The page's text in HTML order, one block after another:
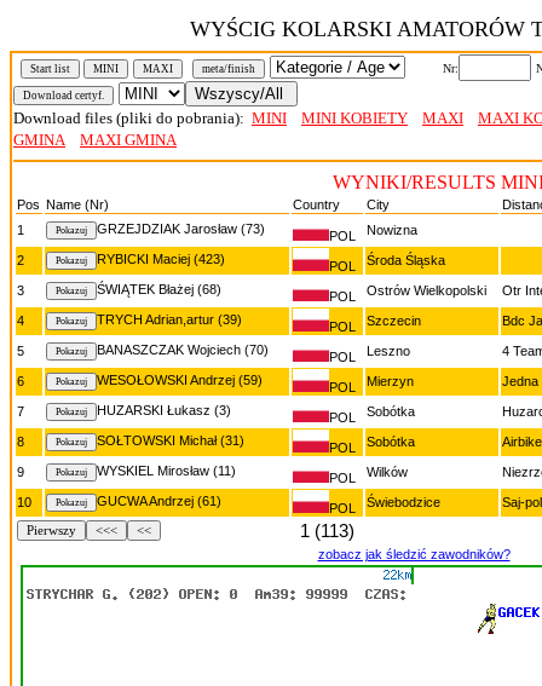
WYŚCIG KOLARSKI AMATORÓW
Start list MINI MAXI meta/finish Nr:
Download files (pliki do pobrania): MINI MINI KOBIETY MAXI
MAXI
GMINA
MAXI GMINA
WYNIKI/RESULTS
Pos Name (Nr) Country City
1
GRZEJDZIAK Jarosław (73) POL Nowizna
2 RYBICKI Maciej (423) POL Środa Śląska
3 ŚWIĄTEK Błażej (68) POL Ostrów Wielkopolski Otr
4 TRYCH Adrian,artur (39) POL Szczecin Bdc
5 BANASZCZAK Wojciech (70) POL Leszno 4
6 WESOŁOWSKI Andrzej (59) POL Mierzyn Jedna
7 HUZARSKI Łukasz (3) POL Sobótka
8 SOŁTOWSKI Michał (31) POL Sobótka
9 WYSKIEL Mirosław (11) POL Wilków
10 GUCWA Andrzej (61) POL Świebodzice Saj-
Pierwszy <<< << 1 (113)
zobacz jak śledzić zawodników?